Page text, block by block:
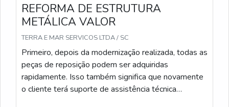
REFORMA DE ESTRUTURA
METÁLICA VALOR
TERRA E MAR SERVICOS LTDA / SC
Primeiro, depois da modernização realizada, todas as
peças de reposição podem ser adquiridas
rapidamente. Isso também significa que novamente
o cliente terá suporte de assistência técnica